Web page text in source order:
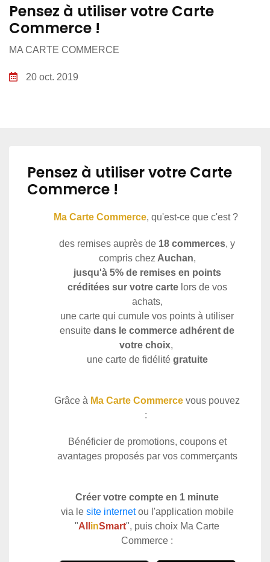
Pensez à utiliser votre Carte
Commerce !
MA CARTE COMMERCE
20 oct. 2019
Pensez à utiliser votre Carte
Commerce !
Ma Carte Commerce, qu'est-ce que c'est ?
des remises auprès de 18 commerces, y
compris chez Auchan,
jusqu'à 5% de remises en points
créditées sur votre carte lors de vos
achats,
une carte qui cumule vos points à utiliser
ensuite dans le commerce adhérent de
votre choix,
une carte de fidélité gratuite
Grâce à Ma Carte Commerce vous pouvez
:
Bénéficier de promotions, coupons et
avantages proposés par vos commerçants
Créer votre compte en 1 minute
via le site internetou l'application mobile
"All inSmart", puis choix Ma Carte
Commerce :